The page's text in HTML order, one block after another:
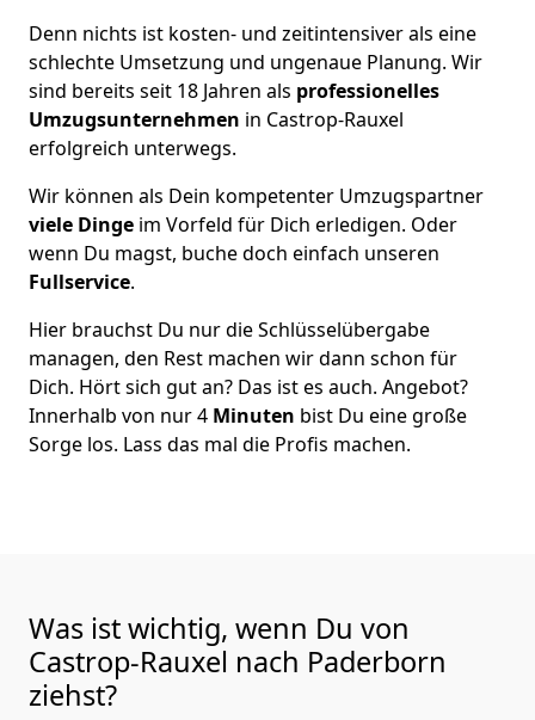
Denn nichts ist kosten- und zeitintensiver als eine
schlechte Umsetzung und ungenaue Planung. Wir
sind bereits seit 18 Jahren als professionelles
Umzugsunternehmen in Castrop-Rauxel
erfolgreich unterwegs.
Wir können als Dein kompetenter Umzugspartner
viele Dinge im Vorfeld für Dich erledigen. Oder
wenn Du magst, buche doch einfach unseren
Fullservice.
Hier brauchst Du nur die Schlüsselübergabe
managen, den Rest machen wir dann schon für
Dich. Hört sich gut an? Das ist es auch. Angebot?
Innerhalb von nur 4 Minuten bist Du eine große
Sorge los. Lass das mal die Profis machen.
Was ist wichtig, wenn Du von
Castrop-Rauxel nach Paderborn
ziehst?